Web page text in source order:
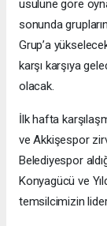
usulüne göre
sonunda
Grup’a
karşı karşıya
olacak.
İlk hafta
ve Akkişespor
Belediyespor
Konyagücü ve
temsilcimizin